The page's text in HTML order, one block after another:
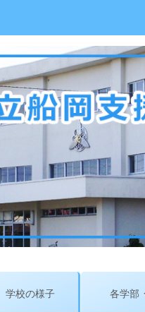
学校の様子 各学部